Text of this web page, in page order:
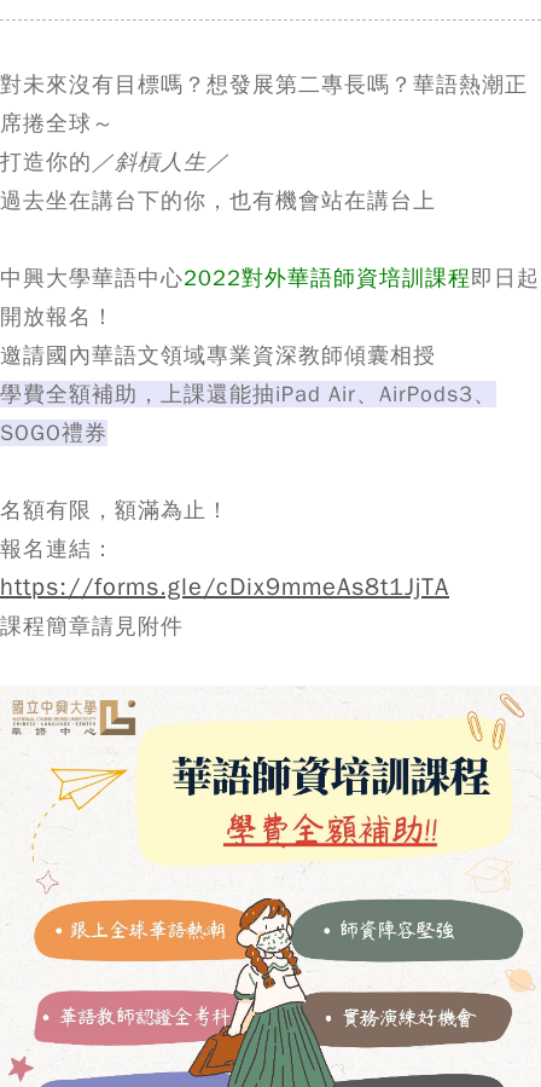
對未來沒有目標嗎？想發展第二專長嗎？華語熱潮正
席捲全球～
打造你的 ／斜槓人生／
過去坐在講台下的你，也有機會站在講台上
中興大學華語中心2022對外華語師資培訓課程即日起
開放報名！
邀請國內華語文領域專業資深教師傾囊相授
學費全額補助，上課還能抽iPad Air、AirPods3、
SOGO禮券
名額有限，額滿為止！
報名連結：
https://forms.gle/cDix9mmeAs8t1JjTA
課程簡章請見附件